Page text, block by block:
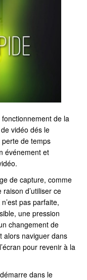
de la
vidéo dés le
de temps
événement et
de capture, comme
d’utiliser ce
pas parfaite,
une pression
changement de
alors naviguer dans
pour revenir à la
dans le